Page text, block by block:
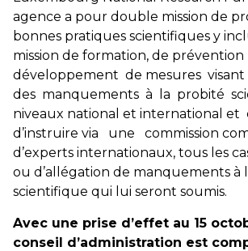
agence a pour double mission de
bonnes pratiques scientifiques y
mission de formation, de
développement de mesures
des manquements à la probité
niveaux national et international et
d’instruire via une commission
d’experts internationaux, tous les
ou d’allégation de manquements à
scientifique qui lui seront soumis.
Avec une prise d’effet au 15
conseil d’administration est